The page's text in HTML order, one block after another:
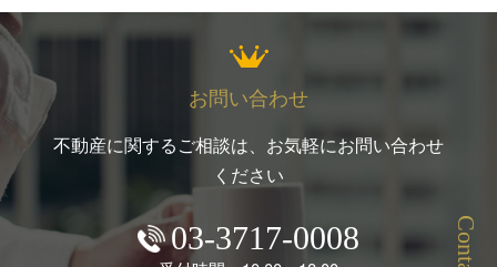
お問い合わせ
不動産に関するご相談は、お気軽にお問い合わせ
ください
03-3717-0008